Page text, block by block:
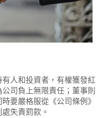
人和投資者，有權獲發紅
司負上無限責任；董事則
要嚴格服從《公司條例》
失責罰款。